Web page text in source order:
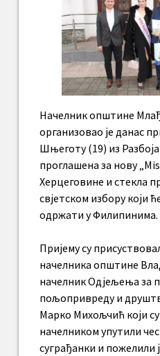
Начелник општине
организовао је данас
Шњеготу (19) из
проглашена за нову
Херцеговине и стекла
свјетском избору који
одржати у Филипинима.
Пријему су
начелника општине
начелник Одјељења за
пољопривреду и
Марко Михољчић који су
начелником упутили
суграђанки и пожелили